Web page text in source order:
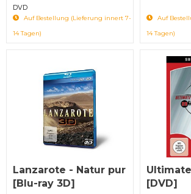
DVD
Auf Bestellung (Lieferung innert 7-
14 Tagen)
Auf
14 Tagen)
Lanzarote - Natur pur
[Blu-ray 3D]
[DVD]